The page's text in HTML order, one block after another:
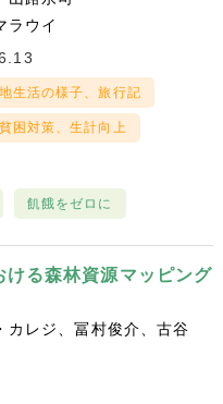
ラウイ
生活の様子、旅行記
貧困対策、生計向上
飢餓をゼロに
ける森林資源マッピング
カレジ 冨村俊介
古谷